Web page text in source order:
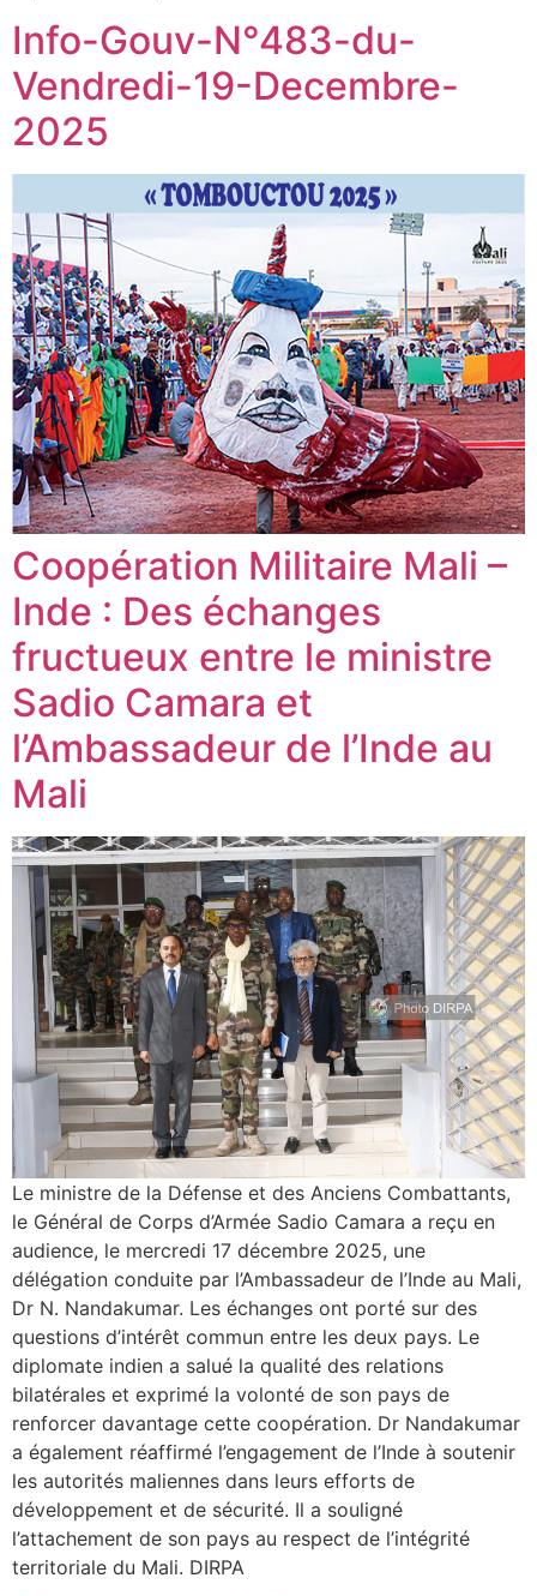
Info-Gouv-N°483-du-
Vendredi-19-Decembre-
2025
Coopération Militaire Mali –
Inde : Des échanges
fructueux entre le ministre
Sadio Camara et
l’Ambassadeur de l’Inde au
Mali
Le ministre de la Défense et des Anciens Combattants,
le Général de Corps d’Armée Sadio Camara a reçu en
audience, le mercredi 17 décembre 2025, une
délégation conduite par l’Ambassadeur de l’Inde au Mali,
Dr N. Nandakumar. Les échanges ont porté sur des
questions d’intérêt commun entre les deux pays. Le
diplomate indien a salué la qualité des relations
bilatérales et exprimé la volonté de son pays de
renforcer davantage cette coopération. Dr Nandakumar
a également réaffirmé l’engagement de l’Inde à soutenir
les autorités maliennes dans leurs efforts de
développement et de sécurité. Il a souligné
l’attachement de son pays au respect de l’intégrité
territoriale du Mali. DIRPA